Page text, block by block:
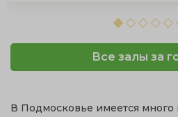
Все залы за
В Подмосковье имеется много